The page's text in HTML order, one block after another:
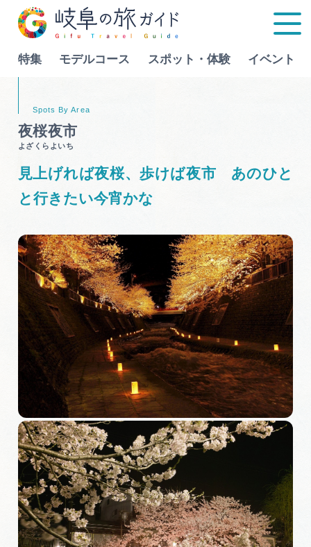
特集 モデルコース スポット・体験 イベント
モデルコース
スポット・体験
イベント
グルメ
旅の予約
アクセス
インフォメーション
ぎふ旅レポーター記事
早わかり岐阜
買い物・お土産
Language
行きたいリストを見る
夜桜夜市
よざくらよいち
見上げれば夜桜、歩けば夜市 あのひと
と行きたい今宵かな